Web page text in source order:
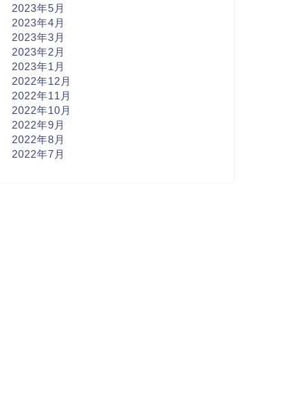
2023年5月
2023年4月
2023年3月
2023年2月
2023年1月
2022年12月
2022年11月
2022年10月
2022年9月
2022年8月
2022年7月